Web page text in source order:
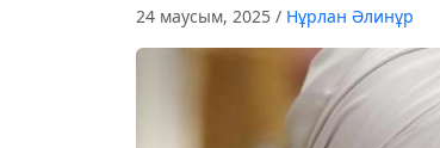
24 маусым, 2025 / Нұрлан Әлинұр